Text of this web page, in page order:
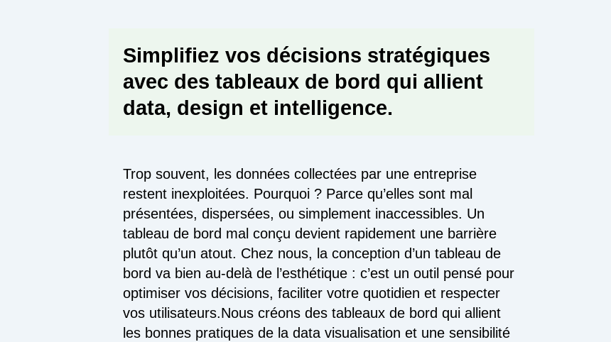
Simplifiez vos décisions stratégiques
avec des tableaux de bord qui allient
data, design et intelligence.
Trop souvent, les données collectées par une entreprise
restent inexploitées. Pourquoi ? Parce qu’elles sont mal
présentées, dispersées, ou simplement inaccessibles. Un
tableau de bord mal conçu devient rapidement une barrière
plutôt qu’un atout. Chez nous, la conception d’un tableau de
bord va bien au-delà de l’esthétique : c’est un outil pensé pour
optimiser vos décisions, faciliter votre quotidien et respecter
vos utilisateurs.Nous créons des tableaux de bord qui allient
les bonnes pratiques de la data visualisation et une sensibilité